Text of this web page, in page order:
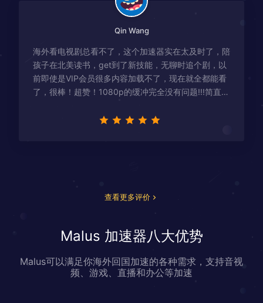
Qin Wang
海外看电视剧总看不了，这个加速器实在太及时了，陪
孩子在北美读书，get到了新技能，无聊时追个剧，以
前即使是VIP会员很多内容加载不了，现在就全都能看
了，很棒！超赞！1080p的缓冲完全没有问题!!!简直救
查看更多评价
Malus 加速器八大优势
Malus可以满足你海外回国加速的各种需求，支持音视
频、游戏、直播和办公等加速